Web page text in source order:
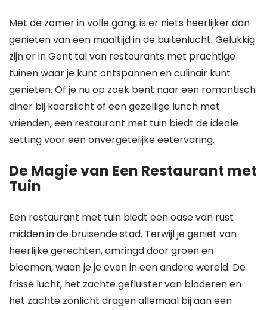
Met de zomer in volle gang, is er niets heerlijker dan
genieten van een maaltijd in de buitenlucht. Gelukkig
zijn er in Gent tal van restaurants met prachtige
tuinen waar je kunt ontspannen en culinair kunt
genieten. Of je nu op zoek bent naar een romantisch
diner bij kaarslicht of een gezellige lunch met
vrienden, een restaurant met tuin biedt de ideale
setting voor een onvergetelijke eetervaring.
De Magie van Een Restaurant met
Tuin
Een restaurant met tuin biedt een oase van rust
midden in de bruisende stad. Terwijl je geniet van
heerlijke gerechten, omringd door groen en
bloemen, waan je je even in een andere wereld. De
frisse lucht, het zachte gefluister van bladeren en
het zachte zonlicht dragen allemaal bij aan een